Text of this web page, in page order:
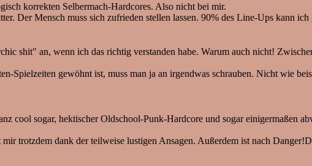
korrekten Selbermach-Hardcores. Also nicht bei mir.
Der Mensch muss sich zufrieden stellen lassen. 90% des Line-Ups kann
shit" an, wenn ich das richtig verstanden habe. Warum auch nicht!
Spielzeiten gewöhnt ist, muss man ja an irgendwas schrauben. Nicht wie
cool sogar, hektischer Oldschool-Punk-Hardcore und sogar einigermaßen
trotzdem dank der teilweise lustigen Ansagen. Außerdem ist nach